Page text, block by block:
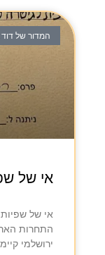
המדור של דוד
אי של
אי של שפיות.
התחרות
ירושלמי